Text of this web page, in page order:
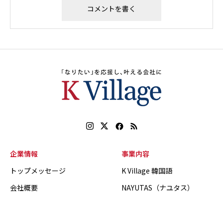
企業情報
トップメッセージ
会社概要
事業内容
K Village 韓国語
NAYUTAS（ナユタス）